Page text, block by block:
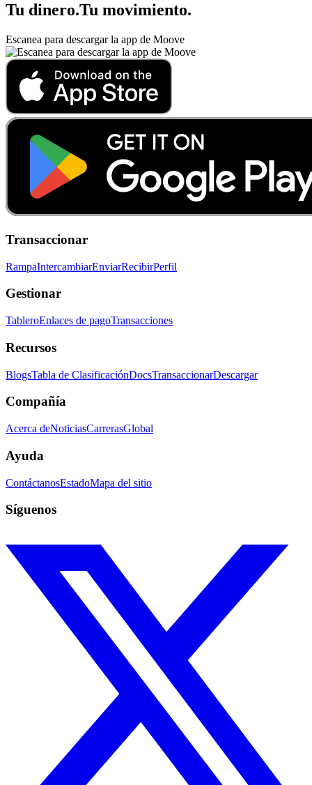
Tu dinero.Tu movimiento.
Escanea para descargar la app de Moove
Transaccionar
RampaIntercambiarEnviarRecibirPerfil
Gestionar
TableroEnlaces de pagoTransacciones
Recursos
BlogsTabla de ClasificaciónDocsTransaccionarDescargar
Compañía
Acerca deNoticiasCarrerasGlobal
Ayuda
ContáctanosEstadoMapa del sitio
Síguenos